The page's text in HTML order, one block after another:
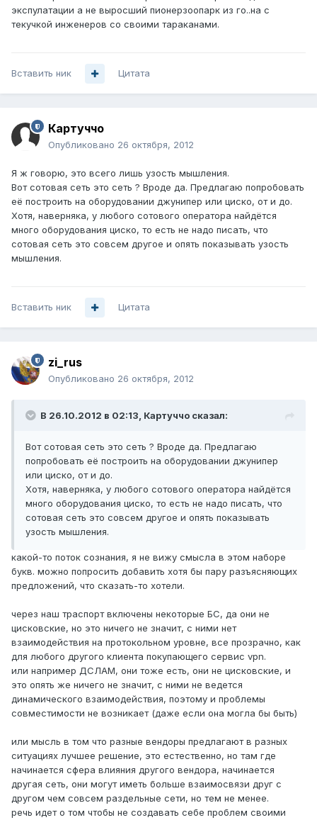
экспулатации а не выросший пионерзоопарк из го..на с
текучкой инженеров со своими тараканами.
Вставить ник Цитата
Картуччо
Опубликовано 26 октября, 2012
Я ж говорю, это всего лишь узость мышления.
Вот сотовая сеть это сеть ? Вроде да. Предлагаю попробовать
её построить на оборудовании джунипер или циско, от и до.
Хотя, наверняка, у любого сотового оператора найдётся
много оборудования циско, то есть не надо писать, что
сотовая сеть это совсем другое и опять показывать узость
мышления.
Вставить ник Цитата
zi_rus
Опубликовано 26 октября, 2012
В 26.10.2012 в 02:13, Картуччо сказал:
Вот сотовая сеть это сеть ? Вроде да. Предлагаю
попробовать её построить на оборудовании джунипер
или циско, от и до.
Хотя, наверняка, у любого сотового оператора найдётся
много оборудования циско, то есть не надо писать, что
сотовая сеть это совсем другое и опять показывать
узость мышления.
какой-то поток сознания, я не вижу смысла в этом наборе
букв. можно попросить добавить хотя бы пару разъясняющих
предложений, что сказать-то хотели.
через наш траспорт включены некоторые БС, да они не
цисковские, но это ничего не значит, с ними нет
взаимодействия на протокольном уровне, все прозрачно, как
для любого другого клиента покупающего сервис vpn.
или например ДСЛАМ, они тоже есть, они не цисковские, и
это опять же ничего не значит, с ними не ведется
динамического взаимодействия, поэтому и проблемы
совместимости не возникает (даже если она могла бы быть)
или мысль в том что разные вендоры предлагают в разных
ситуациях лучшее решение, это естественно, но там где
начинается сфера влияния другого вендора, начинается
другая сеть, они могут иметь больше взаимосвязи друг с
другом чем совсем раздельные сети, но тем не менее.
речь идет о том чтобы не создавать себе проблем своими